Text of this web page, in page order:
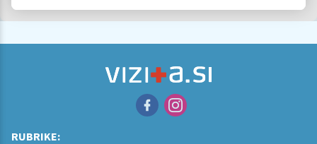
RUBRIKE: